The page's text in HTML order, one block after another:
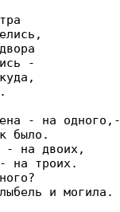
-
- на одного,-
было.
- на двоих,
на троих.
и могила.